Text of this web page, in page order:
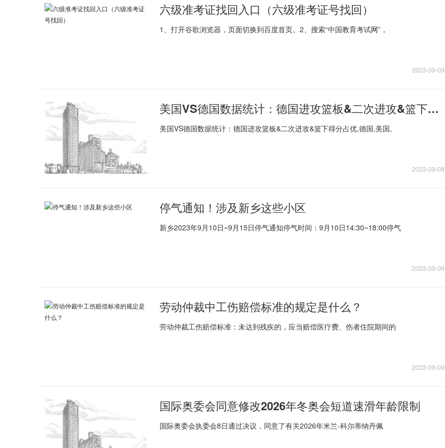
六级准考证找回入口（六级准考证号找回）
1、打开谷歌浏览器，页面切换到百度首页。2、搜索“中国教育考试网”，
2023-09-09
美国VS德国数据统计：德国进攻篮板&二次进攻&篮下得分占优
美国VS德国数据统计：德国进攻篮板&二次进攻&篮下得分占优,德国,美国,
2023-09-08
​停气通知！涉及新乡这些小区
新乡2023年9月10日~9月15日停气通知停气时间：9月10日14:30~18:00停气
2023-09-09
劳动仲裁中工伤赔偿标准的规定是什么？
劳动仲裁工伤赔偿标准：未达到残疾的，应当赔偿医疗费、伤者住院期间的
2023-09-09
国际奥委会同意修改2026年冬奥会短道速滑年龄限制
国际奥委会执委会8日通过决议，同意了有关2026年米兰-科尔蒂纳丹佩